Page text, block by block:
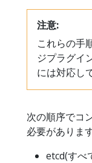
注意:
これらの手
ジプラグイ
には対応し
次の順序でコ
必要がありま
etcd(すべ